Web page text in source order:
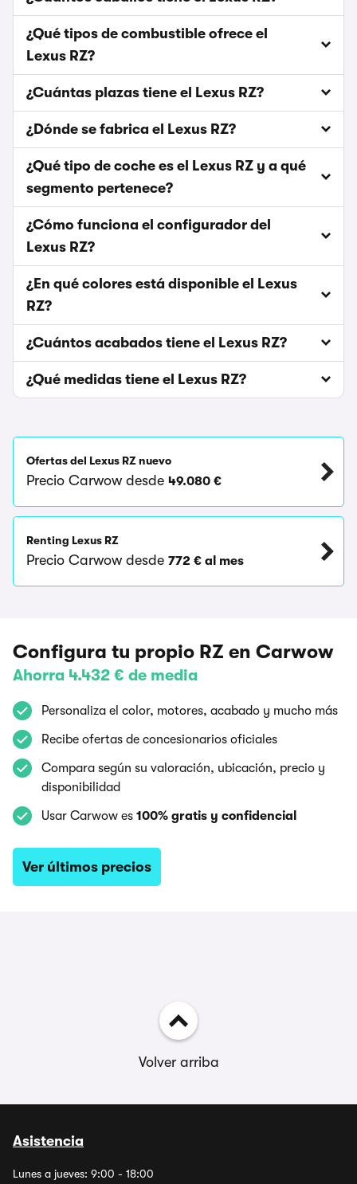
¿Qué tipos de combustible ofrece el
Lexus RZ?
¿Cuántas plazas tiene el Lexus RZ?
¿Dónde se fabrica el Lexus RZ?
¿Qué tipo de coche es el Lexus RZ y a qué
segmento pertenece?
¿Cómo funciona el configurador del
Lexus RZ?
¿En qué colores está disponible el Lexus
RZ?
¿Cuántos acabados tiene el Lexus RZ?
¿Qué medidas tiene el Lexus RZ?
Ofertas del Lexus RZ nuevo
Precio Carwow desde 49.080 €
Renting Lexus RZ
Precio Carwow desde 772 € al mes
Configura tu propio RZ en Carwow
Ahorra 4.432 € de media
Personaliza el color, motores, acabado y mucho más
Recibe ofertas de concesionarios oficiales
Compara según su valoración, ubicación, precio y
disponibilidad
Usar Carwow es 100% gratis y confidencial
Ver últimos precios
Volver arriba
Asistencia
Lunes a jueves: 9:00 - 18:00